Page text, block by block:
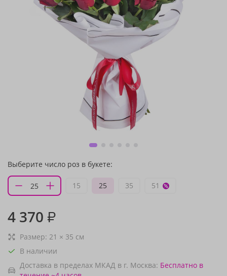
Выберите число роз в букете:
15 25 35 51
4 370 ₽
Размер: 21 × 35 см
В наличии
Доставка в пределах МКАД в г. Москва: Бесплатно в